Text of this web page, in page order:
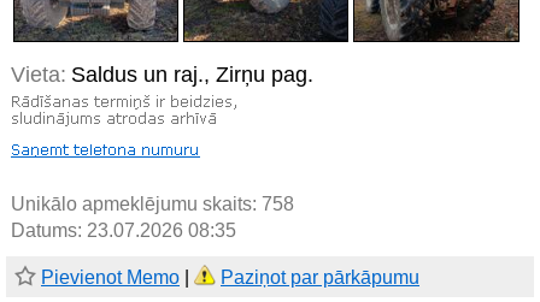
Vieta: Saldus un raj., Zirņu pag.
Unikālo apmeklējumu skaits: 758
Datums: 23.07.2026 08:35
Pievienot Memo Paziņot par pārkāpumu